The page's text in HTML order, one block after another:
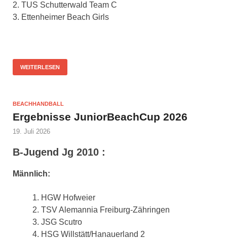
2. TUS Schutterwald Team C
3. Ettenheimer Beach Girls
WEITERLESEN
BEACHHANDBALL
Ergebnisse JuniorBeachCup 2026
19. Juli 2026
B-Jugend Jg 2010 :
Männlich:
HGW Hofweier
TSV Alemannia Freiburg-Zähringen
JSG Scutro
HSG Willstätt/Hanauerland 2